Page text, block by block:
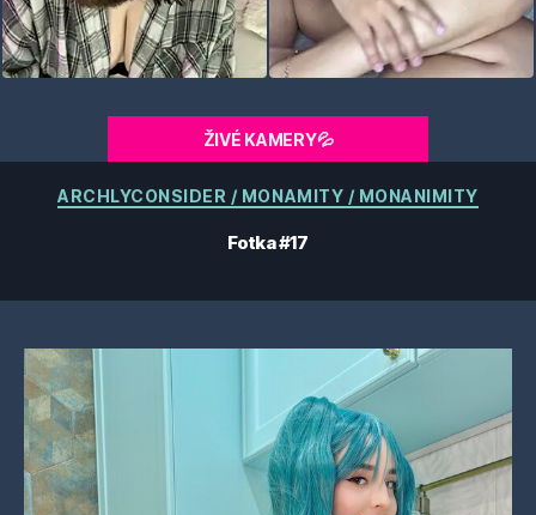
ŽIVÉ KAMERY💦
Kategorie
ARCHLYCONSIDER / MONAMITY / MONANIMITY
Fotka #17